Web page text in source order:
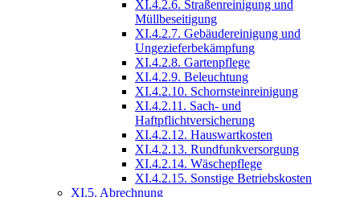
XI.4.2.6. Straßenreinigung und
Müllbeseitigung
XI.4.2.7. Gebäudereinigung und
Ungezieferbekämpfung
XI.4.2.8. Gartenpflege
XI.4.2.9. Beleuchtung
XI.4.2.10. Schornsteinreinigung
XI.4.2.11. Sach- und
Haftpflichtversicherung
XI.4.2.12. Hauswartkosten
XI.4.2.13. Rundfunkversorgung
XI.4.2.14. Wäschepflege
XI.4.2.15. Sonstige Betriebskosten
XI.5. Abrechnung